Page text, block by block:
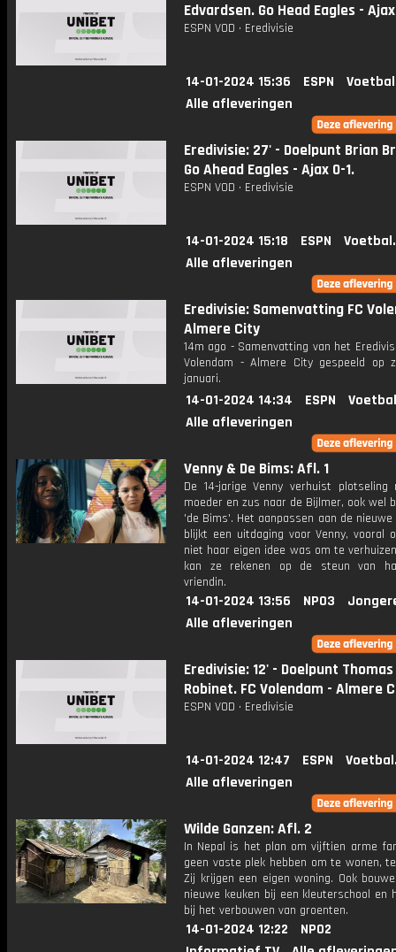
Edvardsen. Go Head Eagles - Ajax
ESPN VOD • Eredivisie
14-01-2024 15:36 ESPN
Alle afleveringen
Eredivisie: 27' - Doelpunt Brian
Go Ahead Eagles - Ajax 0-1.
ESPN VOD • Eredivisie
14-01-2024 15:18 ESPN
Alle afleveringen
Eredivisie: Samenvatting FC
Almere City
14m ago - Samenvatting van het
Volendam - Almere City gespeeld op
januari.
14-01-2024 14:34 ESPN
Alle afleveringen
Venny & De Bims: Afl. 1
De 14-jarige Venny verhuist
moeder en zus naar de Bijlmer, ook wel
'de Bims'. Het aanpassen aan de nieuwe
blijkt een uitdaging voor Venny, vooral
niet haar eigen idee was om te
kan ze rekenen op de steun van
vriendin.
14-01-2024 13:56 NPO3
Alle afleveringen
Eredivisie: 12' - Doelpunt Thomas
Robinet. FC Volendam - Almere
ESPN VOD • Eredivisie
14-01-2024 12:47 ESPN
Alle afleveringen
Wilde Ganzen: Afl. 2
In Nepal is het plan om vijftien arme
geen vaste plek hebben om te wonen,
Zij krijgen een eigen woning. Ook
nieuwe keuken bij een kleuterschool en
bij het verbouwen van groenten.
14-01-2024 12:22
NPO2